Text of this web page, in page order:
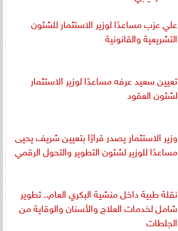
علي عزب مساعدًا لوزير الاستثمار للشئون
التشريعية والقانونية
تعيين سعيد عرفه مساعدًا لوزير الاستثمار
لشئون العقود
وزير الاستثمار يصدر قرارًا بتعيين شريف يحيى
مساعدًا للوزير لشئون التطوير والتحول الرقمي
نقلة طبية داخل منشية البكري العام.. تطوير
شامل لخدمات العلاج والأسنان والوقاية من
الجلطات